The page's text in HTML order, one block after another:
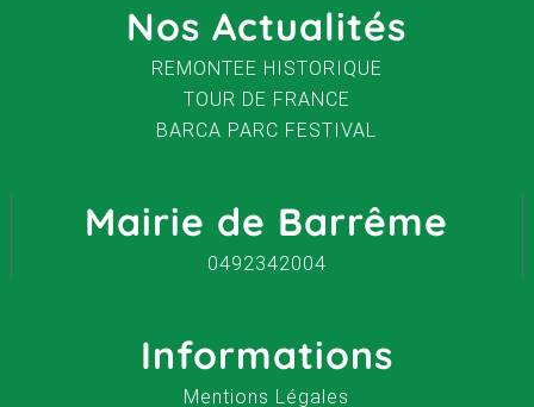
Nos Actualités
REMONTEE HISTORIQUE
TOUR DE FRANCE
BARCA PARC FESTIVAL
Mairie de Barrême
0492342004
Informations
Mentions Légales